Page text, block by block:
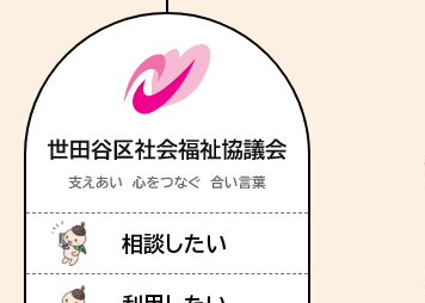
相談したい